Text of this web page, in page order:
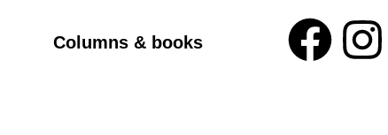
Columns & books